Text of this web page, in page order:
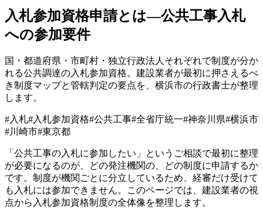
入札参加資格申請とは—公共工事入札
への参加要件
国・都道府県・市町村・独立行政法人それぞれで制度が分か
れる公共調達の入札参加資格。建設業者が最初に押さえるべ
き制度マップと管轄判定の要点を、横浜市の行政書士が整理
します。
#入札#入札参加資格#公共工事#全省庁統一#神奈川県#横浜市
#川崎市#東京都
「公共工事の入札に参加したい」というご相談で最初に整理
が必要になるのが、どの発注機関の、どの制度に申請するか
です。制度が機関ごとに分立しているため、経審だけ受けて
も入札には参加できません。このページでは、建設業者の視
点から入札参加資格制度の全体像を整理します。